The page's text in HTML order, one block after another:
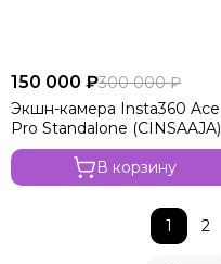
150 000 ₽300 000 ₽
Экшн-камера Insta360 Ace
Pro Standalone (CINSAAJA)
В корзину
1 2